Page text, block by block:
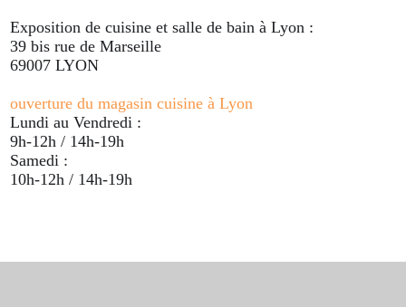
Exposition de cuisine et salle de bain à Lyon :
39 bis rue de Marseille
69007 LYON
ouverture du magasin cuisine à Lyon
Lundi au Vendredi :
9h-12h / 14h-19h
Samedi :
10h-12h / 14h-19h